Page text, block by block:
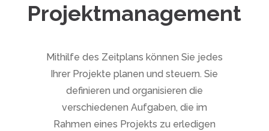
Projektmanagement
Mithilfe des Zeitplans können Sie jedes
Ihrer Projekte planen und steuern. Sie
definieren und organisieren die
verschiedenen Aufgaben, die im
Rahmen eines Projekts zu erledigen